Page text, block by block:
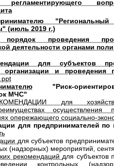
регламентирующего
(июль 2019 г.)
проведения
деятельности органами
для субъектов
организации и проведения
"Риск-
МЧС"
для
осуществления
опережающего социально-
для предпринимателей
для субъектов
(надзорных) мероприятий,
рекомендаций для субъектов
контрольных